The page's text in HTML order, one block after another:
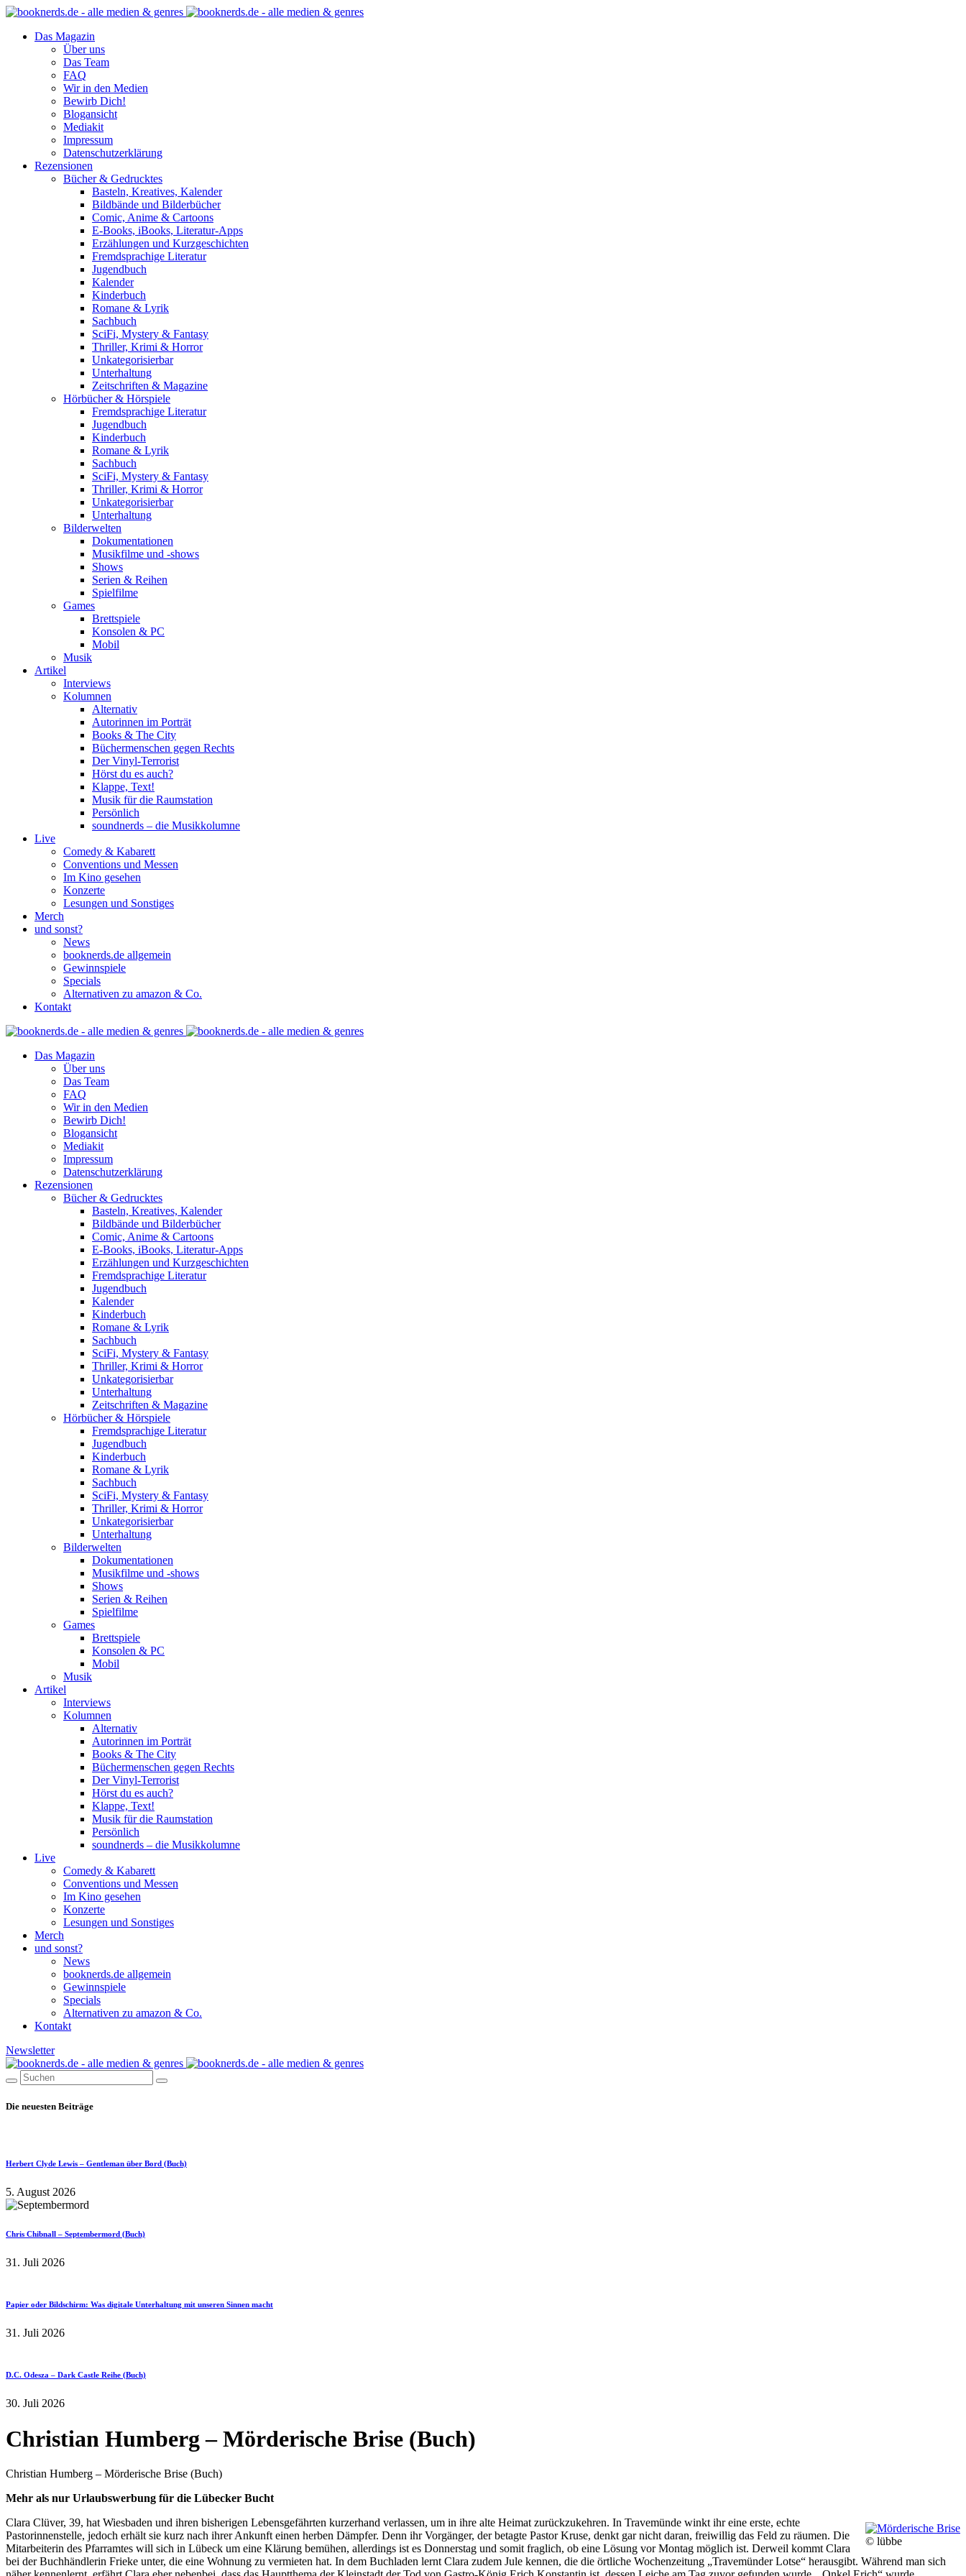
Das Magazin
Über uns
Das Team
FAQ
Wir in den Medien
Bewirb Dich!
Blogansicht
Mediakit
Impressum
Datenschutzerklärung
Rezensionen
Bücher & Gedrucktes
Basteln, Kreatives, Kalender
Bildbände und Bilderbücher
Comic, Anime & Cartoons
E-Books, iBooks, Literatur-Apps
Erzählungen und Kurzgeschichten
Fremdsprachige Literatur
Jugendbuch
Kalender
Kinderbuch
Romane & Lyrik
Sachbuch
SciFi, Mystery & Fantasy
Thriller, Krimi & Horror
Unkategorisierbar
Unterhaltung
Zeitschriften & Magazine
Hörbücher & Hörspiele
Fremdsprachige Literatur
Jugendbuch
Kinderbuch
Romane & Lyrik
Sachbuch
SciFi, Mystery & Fantasy
Thriller, Krimi & Horror
Unkategorisierbar
Unterhaltung
Bilderwelten
Dokumentationen
Musikfilme und -shows
Shows
Serien & Reihen
Spielfilme
Games
Brettspiele
Konsolen & PC
Mobil
Musik
Artikel
Interviews
Kolumnen
Alternativ
Autorinnen im Porträt
Books & The City
Büchermenschen gegen Rechts
Der Vinyl-Terrorist
Hörst du es auch?
Klappe, Text!
Musik für die Raumstation
Persönlich
soundnerds – die Musikkolumne
Live
Comedy & Kabarett
Conventions und Messen
Im Kino gesehen
Konzerte
Lesungen und Sonstiges
Merch
und sonst?
News
booknerds.de allgemein
Gewinnspiele
Specials
Alternativen zu amazon & Co.
Kontakt
Das Magazin
Über uns
Das Team
FAQ
Wir in den Medien
Bewirb Dich!
Blogansicht
Mediakit
Impressum
Datenschutzerklärung
Rezensionen
Bücher & Gedrucktes
Basteln, Kreatives, Kalender
Bildbände und Bilderbücher
Comic, Anime & Cartoons
E-Books, iBooks, Literatur-Apps
Erzählungen und Kurzgeschichten
Fremdsprachige Literatur
Jugendbuch
Kalender
Kinderbuch
Romane & Lyrik
Sachbuch
SciFi, Mystery & Fantasy
Thriller, Krimi & Horror
Unkategorisierbar
Unterhaltung
Zeitschriften & Magazine
Hörbücher & Hörspiele
Fremdsprachige Literatur
Jugendbuch
Kinderbuch
Romane & Lyrik
Sachbuch
SciFi, Mystery & Fantasy
Thriller, Krimi & Horror
Unkategorisierbar
Unterhaltung
Bilderwelten
Dokumentationen
Musikfilme und -shows
Shows
Serien & Reihen
Spielfilme
Games
Brettspiele
Konsolen & PC
Mobil
Musik
Artikel
Interviews
Kolumnen
Alternativ
Autorinnen im Porträt
Books & The City
Büchermenschen gegen Rechts
Der Vinyl-Terrorist
Hörst du es auch?
Klappe, Text!
Musik für die Raumstation
Persönlich
soundnerds – die Musikkolumne
Live
Comedy & Kabarett
Conventions und Messen
Im Kino gesehen
Konzerte
Lesungen und Sonstiges
Merch
und sonst?
News
booknerds.de allgemein
Gewinnspiele
Specials
Alternativen zu amazon & Co.
Kontakt
Newsletter
Die neuesten Beiträge
Herbert Clyde Lewis – Gentleman über Bord (Buch)
5. August 2026
Chris Chibnall – Septembermord (Buch)
31. Juli 2026
Papier oder Bildschirm: Was digitale Unterhaltung mit unseren Sinnen macht
31. Juli 2026
D.C. Odesza – Dark Castle Reihe (Buch)
30. Juli 2026
Christian Humberg – Mörderische Brise (Buch)
Christian Humberg – Mörderische Brise (Buch)
Mehr als nur Urlaubswerbung für die Lübecker Bucht
© lübbe
Clara Clüver, 39, hat Wiesbaden und ihren bisherigen Lebensgefährten kurzerhand verlassen, um in ihre alte Heimat zurückzukehren. In Travemünde winkt ihr eine erste, echte
Pastorinnenstelle, jedoch erhält sie kurz nach ihrer Ankunft einen herben Dämpfer. Denn ihr Vorgänger, der betagte Pastor Kruse, denkt gar nicht daran, freiwillig das Feld zu räumen. Die
Mitarbeiterin des Pfarramtes will sich in Lübeck um eine Klärung bemühen, allerdings ist es Donnerstag und somit fraglich, ob eine Lösung vor Montag möglich ist. Derweil kommt Clara
bei der Buchhändlerin Frieke unter, die eine Wohnung zu vermieten hat. In dem Buchladen lernt Clara zudem Jule kennen, die die örtliche Wochenzeitung „Travemünder Lotse“ herausgibt. Während man sich